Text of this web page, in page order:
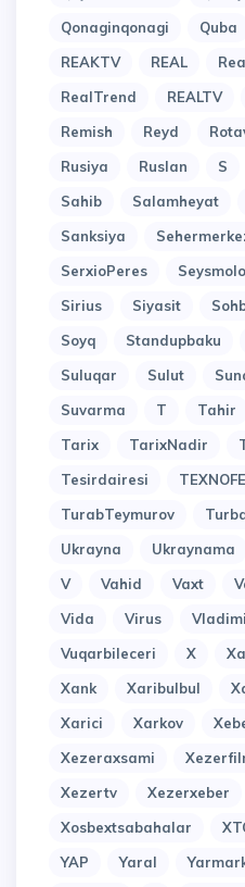
Qonaginqonagi
Quba
REAKTV
REAL
RealTrend
REALTV
Remish
Reyd
Rusiya
Ruslan S
Sahib
Salamheyat
Sanksiya
SerxioPeres
Sirius
Siyasit
Soyq
Standupbaku
Suluqar
Sulut
Suvarma
T Tahir
Tarix
TarixNadir
Tesirdairesi
TurabTeymurov
Ukrayna
Ukraynama
V
Vahid Vaxt
Vida
Virus
Vuqarbileceri
X
Xank
Xaribulbul
Xarici
Xarkov
Xezeraxsami
Xezertv
Xezerxeber
Xosbextsabahalar
YAP
Yaral